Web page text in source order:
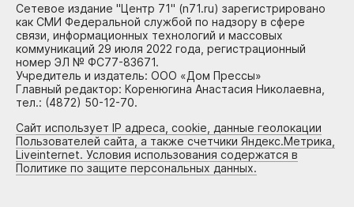
Сетевое издание "Центр 71" (n71.ru) зарегистрировано
как СМИ Федеральной службой по надзору в сфере
связи, информационных технологий и массовых
коммуникаций 29 июля 2022 года, регистрационный
номер ЭЛ № ФС77-83671.
Учредитель и издатель: ООО «Дом Прессы»
Главный редактор: Коренюгина Анастасия Николаевна,
тел.: (4872) 50-12-70.
Сайт использует IP адреса, cookie, данные геолокации
Пользователей сайта, а также счетчики Яндекс.Метрика,
Liveinternet. Условия использования содержатся в
Политике по защите персональных данных.